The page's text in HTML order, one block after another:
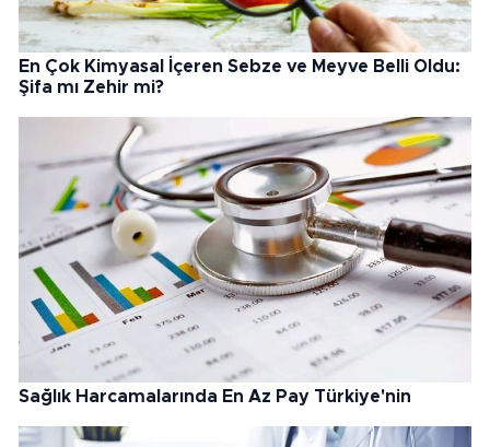
En Çok Kimyasal İçeren Sebze ve Meyve Belli Oldu:
Şifa mı Zehir mi?
Sağlık Harcamalarında En Az Pay Türkiye'nin